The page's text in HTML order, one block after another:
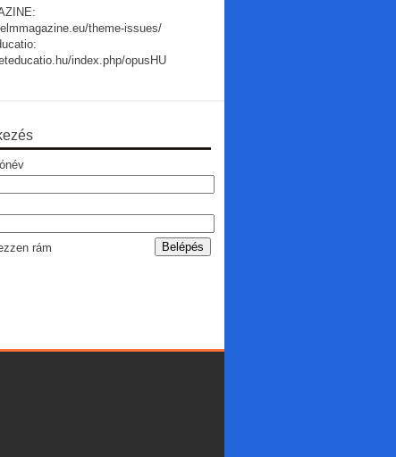
theme-issues/
index.php/opusHU
rám